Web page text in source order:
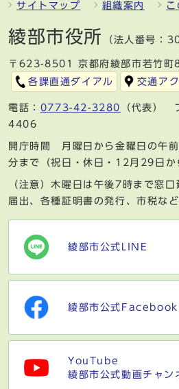
サイトマップ 組織案内
綾部市役所 （法人番号：
〒623-8501 京都府綾部市若竹町
各課直通ダイアル
交通ア
電話： 0773-42-3280
（代表）
4406
開庁時間 月曜日から金曜日の午
分まで（祝日・休日・12月29日か
（注意）木曜日は午後7時まで窓
届出、各種証明書の発行、市税など
綾部市公式LINE
綾部市公式Facebook
YouTube
綾部市公式動画チャン